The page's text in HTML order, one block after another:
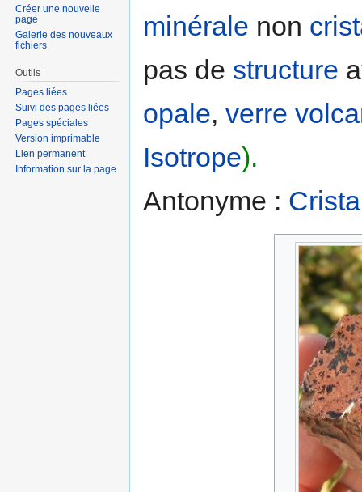
minérale non
pas de structure
opale, verre
Isotrope).
Antonyme :
Créer une nouvelle
page
Galerie des nouveaux
fichiers
Outils
Pages liées
Suivi des pages liées
Pages spéciales
Version imprimable
Lien permanent
Information sur la page